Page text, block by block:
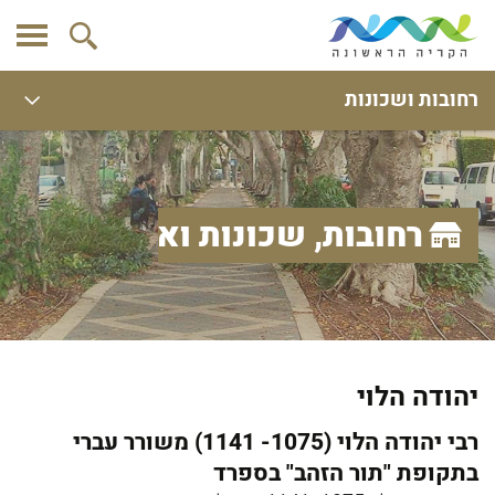
רחובות ושכונות
רחובות, שכונות ואתרים
יהודה הלוי
רבי יהודה הלוי (1075- 1141) משורר עברי
בתקופת "תור הזהב" בספרד